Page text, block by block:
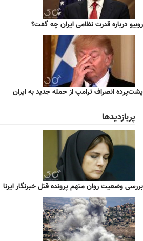
روبیو درباره قدرت نظامی ایران چه گفت؟
پشت‌پرده انصراف ترامپ از حمله جدید به ایران
پربازدیدها
بررسی وضعیت روان متهم پرونده قتل خبرنگار ایرنا